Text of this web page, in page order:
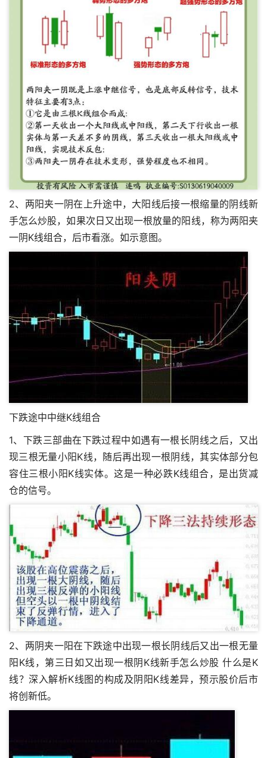
2、两阳夹一阴在上升途中，大阳线后接一根缩量的阴线新
手怎么炒股，如果次日又出现一根放量的阳线，称为两阳夹
一阴K线组合，后市看涨。如示意图。
下跌途中中继K线组合
1、下跌三部曲在下跌过程中如遇有一根长阴线之后，又出
现三根无量小阳K线，随后再出现一根阴线，其实体部分包
容住三根小阳K线实体。这是一种必跌K线组合，是出货减
仓的信号。
2、两阴夹一阳在下跌途中出现一根长阴线后又出一根无量
阳K线，第三日如又出现一根阴K线新手怎么炒股 什么是K
线？深入解析K线图的构成及阴阳K线差异，预示股价后市
将创新低。